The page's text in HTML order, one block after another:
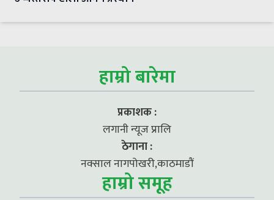
हाम्रो बारेमा
प्रकाशक :
लगानी न्यूज प्रालि
ठेगाना :
नक्साल नागपोखरी,काठमाडौं
हाम्रो समूह